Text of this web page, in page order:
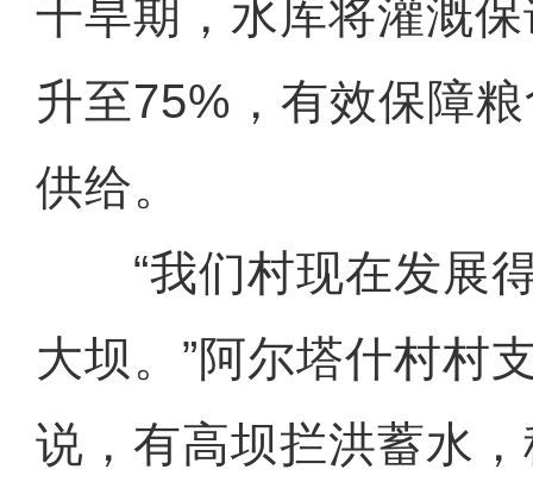
干旱期，水库将灌溉
升至75%，有效保障
供给。
“我们村现在发展得
大坝。”阿尔塔什村村
说，有高坝拦洪蓄水